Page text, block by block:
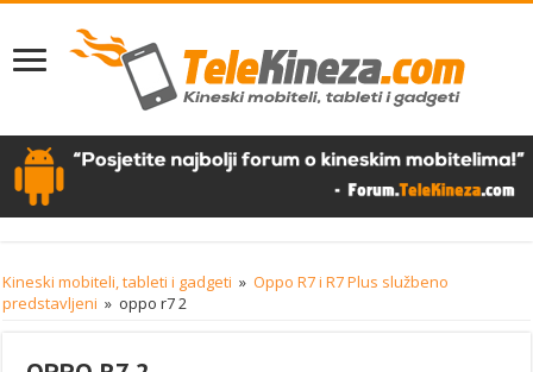
Kineski mobiteli, tableti i gadgeti » Oppo R7 i R7 Plus službeno
predstavljeni » oppo r7 2